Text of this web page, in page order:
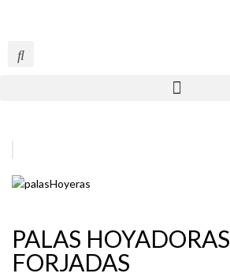
PALAS HOYADORAS
FORJADAS